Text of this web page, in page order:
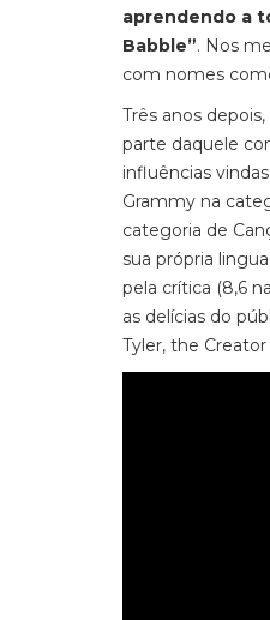
aprendendo a
Babble”. Nos
com nomes
Três anos
parte daquele
influências
Grammy na
categoria de
sua própria
pela crítica (8,6
as delícias do
Tyler, the